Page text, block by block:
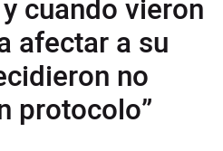
cuando vieron
afectar a su
no
protocolo”